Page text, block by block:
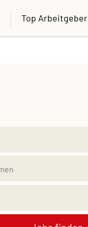
Top Arbeitgeber